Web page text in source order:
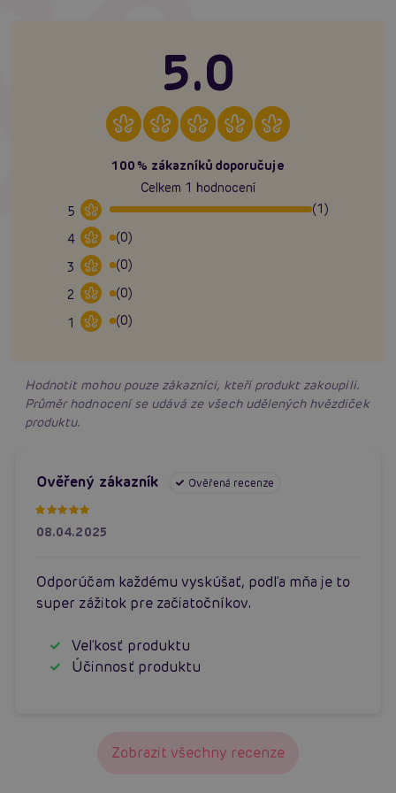
5.0
100% zákazníků doporučuje
Celkem 1 hodnocení
5
(1)
4
(0)
3
(0)
2
(0)
1
(0)
Hodnotit mohou pouze zákazníci, kteří produkt zakoupili.
Průměr hodnocení se udává ze všech udělených hvězdiček
produktu.
Ověřený zákazník Ověřená recenze
08.04.2025
Odporúčam každému vyskúšať, podľa mňa je to
super zážitok pre začiatočníkov.
Veľkosť produktu
Účinnosť produktu
Zobrazit všechny recenze